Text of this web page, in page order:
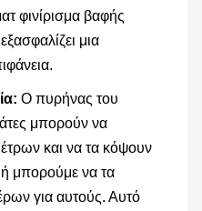
φινίρισμα βαφής
μια
​ Ο πυρήνας του
μπορούν να
και να τα κόψουν
ή μπορούμε να τα
για αυτούς. Αυτό